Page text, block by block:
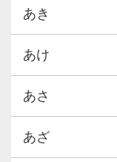
あき
あけ
あさ
あざ